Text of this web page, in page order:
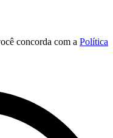
concorda com a Política